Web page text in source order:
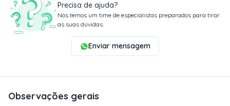
Precisa de ajuda?
Nós temos um time de especialistas preparados para tirar
as suas dúvidas.
Enviar mensagem
Observações gerais